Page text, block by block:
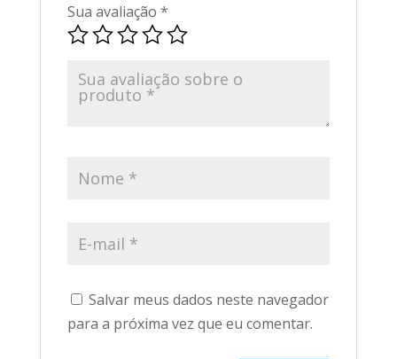
Sua avaliação *
Salvar meus dados neste navegador
para a próxima vez que eu comentar.